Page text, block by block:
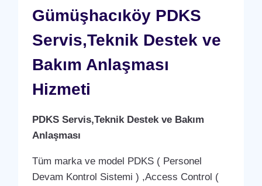
Gümüşhacıköy PDKS
Servis,Teknik Destek ve
Bakım Anlaşması
Hizmeti
PDKS Servis,Teknik Destek ve Bakım
Anlaşması
Tüm marka ve model PDKS ( Personel
Devam Kontrol Sistemi ) ,Access Control (